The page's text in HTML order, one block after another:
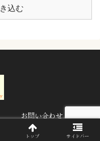
込む
お問い合わせ
ブログ.トップ サイドバー